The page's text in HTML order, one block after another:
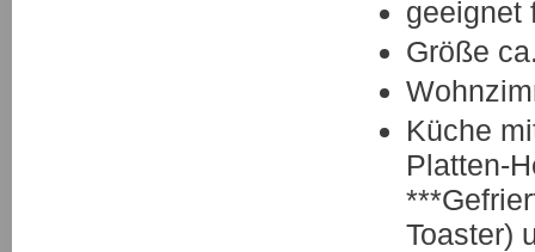
geeignet
Größe
Küche
Platten-
Toaster)